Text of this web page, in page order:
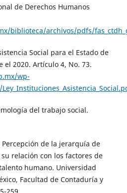
de Derechos Humanos
biblioteca/archivos/pdfs/
Social para el Estado de
el 2020. Artículo 4, No. 73.
wp-
del trabajo social.
Percepción de la jerarquía de
relación con los factores de
humano. Universidad
Facultad de Contaduría y